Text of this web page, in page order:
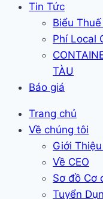
Tin Tức
Biểu
Phí Local
TÀU
Báo giá
Trang chủ
Về chúng tôi
Giới
Về CEO
Sơ đồ Cơ
Tuyển